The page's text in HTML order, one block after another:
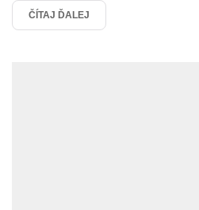
Výpočet mzdy online
ČÍTAJ ĎALEJ